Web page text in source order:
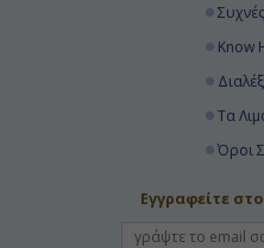
Know
Τα
Όροι
Εγγραφείτε